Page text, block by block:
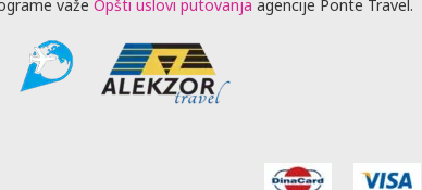
važe Opšti uslovi putovanja agencije Ponte Travel.